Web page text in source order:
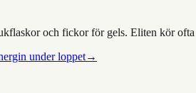
och fickor för gels. Eliten kör
under loppet→